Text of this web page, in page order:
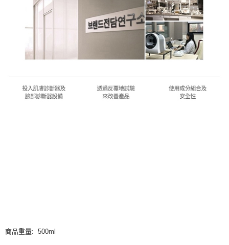
商品重量: 500ml